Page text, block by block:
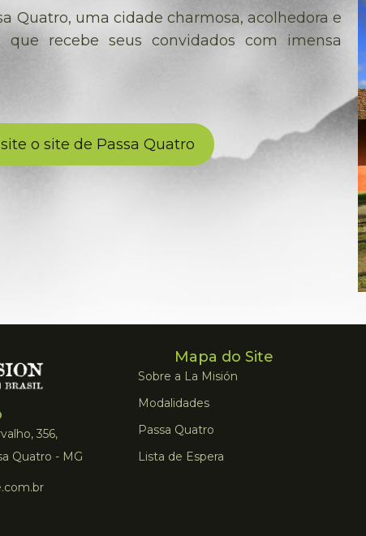
Quatro, uma cidade charmosa, acolhedora e
que recebe seus convidados com imensa
o site de Passa Quatro
356,
Quatro - MG
Mapa do Site
Sobre a La Misión
Modalidades
Passa Quatro
Lista de Espera